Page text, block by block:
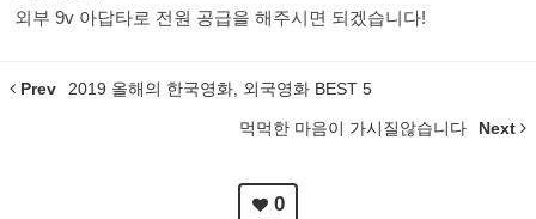
외부 9v 아답타로 전원 공급을 해주시면 되겠습니다!
Prev 2019 올해의 한국영화, 외국영화 BEST 5
먹먹한 마음이 가시질않습니다 Next
0